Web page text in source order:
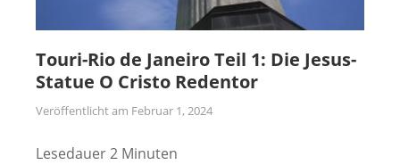
Touri-Rio de Janeiro Teil 1: Die Jesus-
Statue O Cristo Redentor
Veröffentlicht am Februar 1, 2024
Lesedauer2 Minuten